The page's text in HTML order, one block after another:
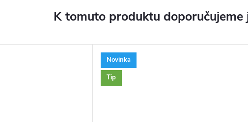
K tomuto produktu doporučujeme
Novinka
Tip